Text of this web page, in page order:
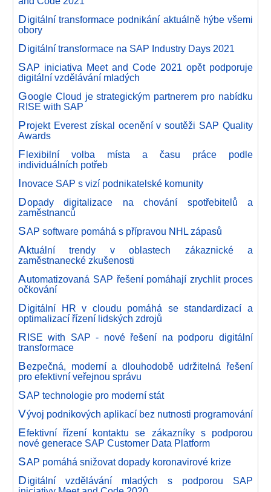
Digitální transformace podnikání aktuálně hýbe všemi
obory
Digitální transformace na SAP Industry Days 2021
SAP iniciativa Meet and Code 2021 opět podporuje
digitální vzdělávání mladých
Google Cloud je strategickým partnerem pro nabídku
RISE with SAP
Projekt Everest získal ocenění v soutěži SAP Quality
Awards
Flexibilní volba místa a času práce podle
individuálních potřeb
Inovace SAP s vizí podnikatelské komunity
Dopady digitalizace na chování spotřebitelů a
zaměstnanců
SAP software pomáhá s přípravou NHL zápasů
Aktuální trendy v oblastech zákaznické a
zaměstnanecké zkušenosti
Automatizovaná SAP řešení pomáhají zrychlit proces
očkování
Digitální HR v cloudu pomáhá se standardizací a
optimalizací řízení lidských zdrojů
RISE with SAP - nové řešení na podporu digitální
transformace
Bezpečná, moderní a dlouhodobě udržitelná řešení
pro efektivní veřejnou správu
SAP technologie pro moderní stát
Vývoj podnikových aplikací bez nutnosti programování
Efektivní řízení kontaktu se zákazníky s podporou
nové generace SAP Customer Data Platform
SAP pomáhá snižovat dopady koronavirové krize
Digitální vzdělávání mladých s podporou SAP